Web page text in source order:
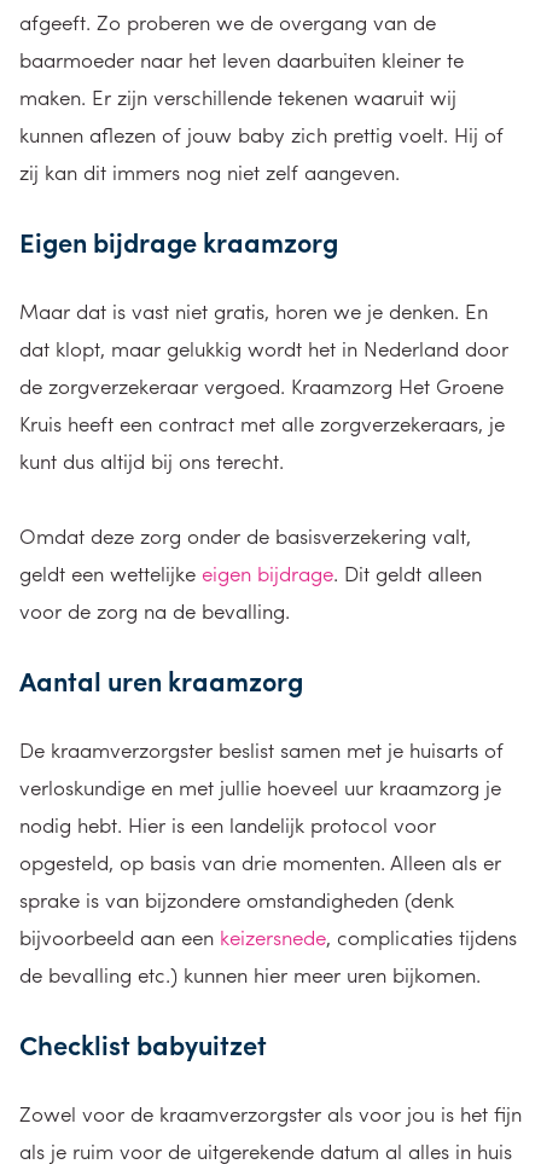
afgeeft. Zo proberen we de overgang van de
baarmoeder naar het leven daarbuiten kleiner te
maken. Er zijn verschillende tekenen waaruit wij
kunnen aflezen of jouw baby zich prettig voelt. Hij of
zij kan dit immers nog niet zelf aangeven.
Eigen bijdrage kraamzorg
Maar dat is vast niet gratis, horen we je denken. En
dat klopt, maar gelukkig wordt het in Nederland door
de zorgverzekeraar vergoed. Kraamzorg Het Groene
Kruis heeft een contract met alle zorgverzekeraars, je
kunt dus altijd bij ons terecht.
Omdat deze zorg onder de basisverzekering valt,
geldt een wettelijke eigen bijdrage. Dit geldt alleen
voor de zorg na de bevalling.
Aantal uren kraamzorg
De kraamverzorgster beslist samen met je huisarts of
verloskundige en met jullie hoeveel uur kraamzorg je
nodig hebt. Hier is een landelijk protocol voor
opgesteld, op basis van drie momenten. Alleen als er
sprake is van bijzondere omstandigheden (denk
bijvoorbeeld aan een keizersnede, complicaties tijdens
de bevalling etc.) kunnen hier meer uren bijkomen.
Checklist babyuitzet
Zowel voor de kraamverzorgster als voor jou is het fijn
als je ruim voor de uitgerekende datum al alles in huis